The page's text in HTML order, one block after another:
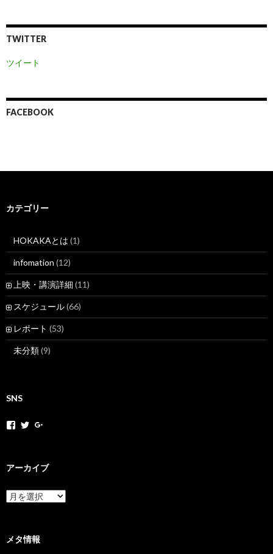
TWITTER
ツイート
FACEBOOK
カテゴリー
HOKAKAとは (1)
infomation (12)
上映・講演詳細 (11)
スケジュール(66)
レポート (53)
未分類(9)
SNS
k
o
v
の
プ
k
a
e
t
の
プ
a
k
N
e
アーカイブ
ア
ー
ブ
メタ情報